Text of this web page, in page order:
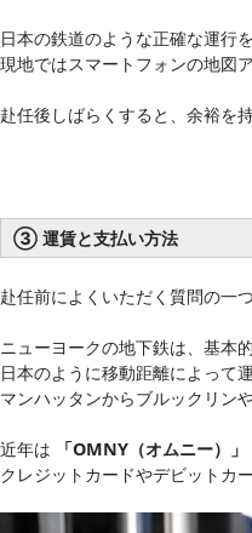
日本の鉄道のような正確な運行
現地ではスマートフォンの地図
赴任後しばらくすると、余裕を
③ 運賃と支払い方法
赴任前によくいただく質問の一つ
ニューヨークの地下鉄は、基本
日本のように移動距離によって
マンハッタンからブルックリン
近年は 「OMNY（オムニー）」
クレジットカードやデビットカ